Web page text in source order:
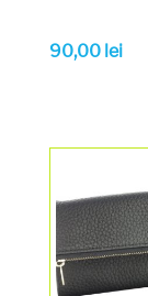
90,00 lei